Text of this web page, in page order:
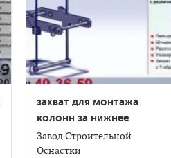
захват для монтажа
колонн за нижнее
отверстие
Завод Строительной
Оснастки